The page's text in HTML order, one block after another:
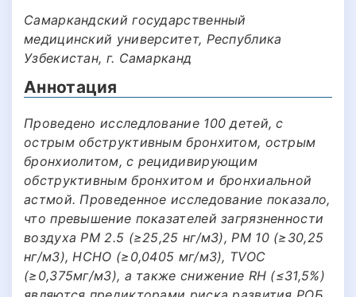
Самаркандский государственный
медицинский университет, Республика
Узбекистан, г. Самарканд
Аннотация
Проведено исследлование 100 детей, c
острым обструктивным бронхитом, острым
бронхиолитом, с рецидивирующим
обструктивным бронхитом и бронхиальной
астмой. Проведенное исследование показало,
что превышение показателей загрязненности
воздуха PM 2.5 (≥25,25 нг/м3), PM 10 (≥30,25
нг/м3), HCHO (≥0,0405 мг/м3), TVOC
(≥0,375мг/м3), а также снижение RH (≤31,5%)